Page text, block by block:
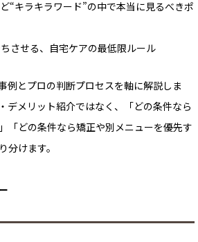
“キラキラワード”の中で本当に見るべきポ
させる、自宅ケアの最低限ルール
例とプロの判断プロセスを軸に解説しま
デメリット紹介ではなく、「どの条件なら
「どの条件なら矯正や別メニューを優先す
分けます。